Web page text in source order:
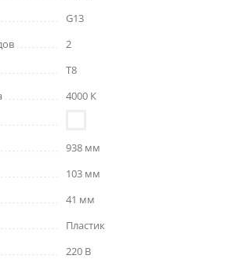
G13
2
T8
4000 К
938 мм
103 мм
41 мм
Пластик
220 В